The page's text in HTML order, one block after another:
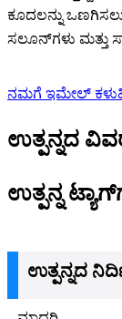
ಕೂದಲನ್ನು
ಸಲೂನ್‌ಗಳು ಮತ್ತು
ನಮಗೆ ಇಮೇಲ್
ಉತ್ಪನ್ನದ
ಉತ್ಪನ್ನ
ಉತ್ಪನ್ನದ